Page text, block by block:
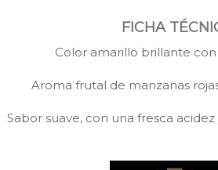
FICHA
Color amarillo brillante
Aroma frutal de manzanas
Sabor suave, con una fresca